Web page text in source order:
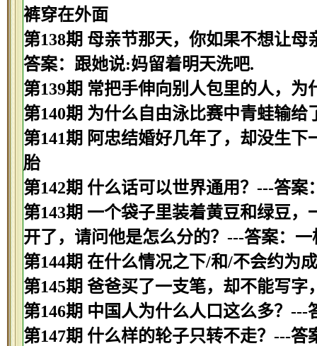
裤穿在外面
第138期 母亲节那天，你如果不想让
答案：跟她说:妈留着明天洗吧.
第139期 常把手伸向别人包里的人，
第140期 为什么自由泳比赛中青蛙输
第141期 阿忠结婚好几年了，却没生
胎
第142期 什么话可以世界通用？---答案
第143期 一个袋子里装着黄豆和绿豆
开了，请问他是怎么分的？---答案：
第144期 在什么情况之下/和/不会约为
第145期 爸爸买了一支笔，却不能写
第146期 中国人为什么人口这么多？---
第147期 什么样的轮子只转不走？---答